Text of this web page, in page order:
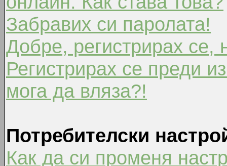
Забравих си паролата!
Добре, регистрирах се,
Регистрирах се преди
мога да вляза?!
Потребителски
Как да си променя